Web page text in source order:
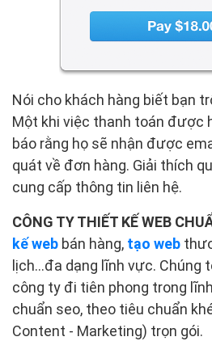
Nói cho khách hàng biết bạn
Một khi việc thanh toán được
báo rằng họ sẽ nhận được
quát về đơn hàng. Giải thích
cung cấp thông tin liên hệ.
CÔNG TY THIẾT KẾ WEB
kế web bán hàng, tạo web
lịch…đa dạng lĩnh vực. Chúng
công ty đi tiên phong trong
chuẩn seo, theo tiêu chuẩn
Content - Marketing) trọn gói.